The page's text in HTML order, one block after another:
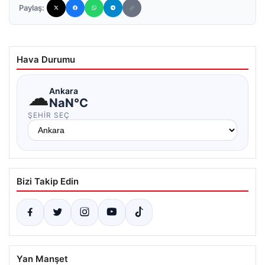
Paylaş:
Hava Durumu
☁Ankara
NaN°C
ŞEHIR SEÇ
Bizi Takip Edin
Yan Manşet